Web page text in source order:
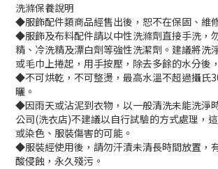
洗滌保養說明
◆服飾配件類商品經售出後，恕不在保固、維
◆服飾及布料配件請以中性洗滌劑直接手洗，
精、冷洗精及漂白劑等強性洗潔劑。建議將洗
或毛巾上捲起，用手按壓，除去多餘的水分後
◆不可烘乾，不可整燙，最高水溫不超過攝氏
曬。
◆因雨天或沾泥到衣物，以一般清洗未能洗淨
公司(洗衣店)不建議以自行試驗的方式處理，
或染色、服裝傷害的可能。
◆服裝經使用後，請勿汗漬未清長時間放置，
酸侵蝕，永久殘污。